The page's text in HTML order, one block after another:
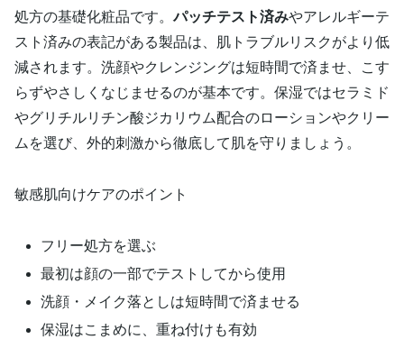
処方の基礎化粧品です。パッチテスト済みやアレルギーテ
スト済みの表記がある製品は、肌トラブルリスクがより低
減されます。洗顔やクレンジングは短時間で済ませ、こす
らずやさしくなじませるのが基本です。保湿ではセラミド
やグリチルリチン酸ジカリウム配合のローションやクリー
ムを選び、外的刺激から徹底して肌を守りましょう。
敏感肌向けケアのポイント
フリー処方を選ぶ
最初は顔の一部でテストしてから使用
洗顔・メイク落としは短時間で済ませる
保湿はこまめに、重ね付けも有効